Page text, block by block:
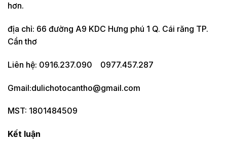
hơn.
địa chỉ: 66 đường A9 KDC Hưng phú 1 Q. Cái răng TP.
Cần thơ
Liên hệ: 0916.237.090 0977.457.287
Gmail:dulichotocantho@gmail.com
MST: 1801484509
Kết luận